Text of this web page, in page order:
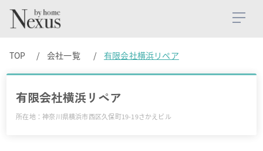
TOP 会社一覧 有限会社横浜リペア
有限会社横浜リペア
所在地：神奈川県横浜市西区久保町19-19さかえビル